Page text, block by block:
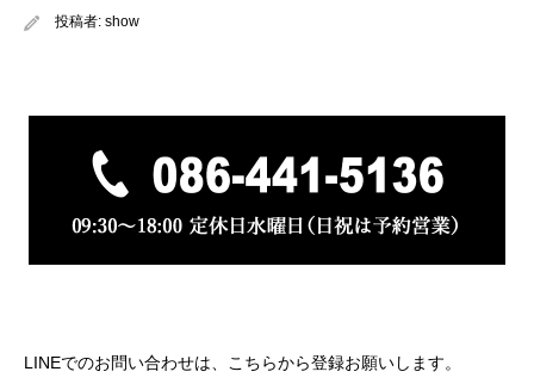
投稿者: show
LINEでのお問い合わせは、こちらから登録お願いします。